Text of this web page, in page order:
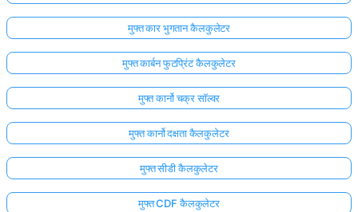
मुफ्त कार भुगतान कैलकुलेटर
मुफ्त कार्बन फुटप्रिंट कैलकुलेटर
मुफ्त कार्नो चक्र सॉल्वर
मुफ्त कार्नो दक्षता कैलकुलेटर
मुफ्त सीडी कैलकुलेटर
मुफ्त CDF कैलकुलेटर